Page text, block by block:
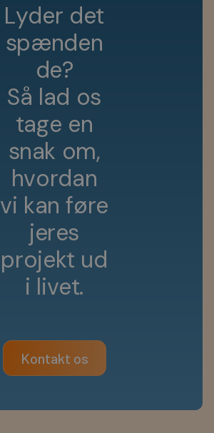
Lyder det
spænden
de?
Så lad os
tage en
snak om,
hvordan
vi kan føre
jeres
projekt ud
i livet.
Kontakt os